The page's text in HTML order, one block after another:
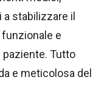
stabilizzare il
e
paziente. Tutto
e meticolosa del